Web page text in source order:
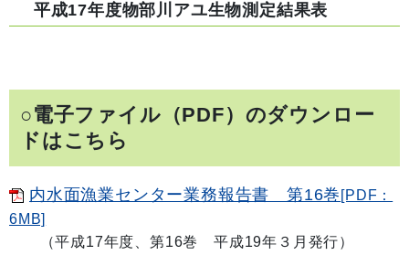
平成17年度物部川アユ生物測定結果表
○電子ファイル（PDF）のダウンロー
ドはこちら
内水面漁業センター業務報告書 第16巻 [PDF：
6MB]
（平成17年度、第16巻 平成19年３月発行）